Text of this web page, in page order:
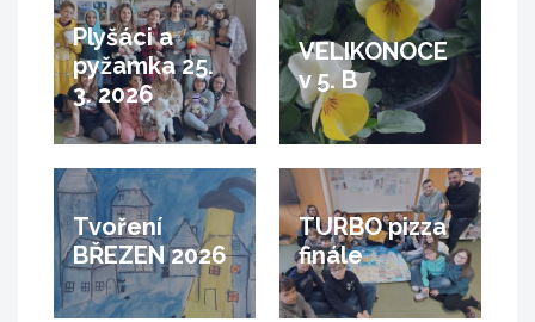
Plyšáci a
pyžamka 25.
3. 2026
VELIKONOCE
v 5. B
Tvoření
BŘEZEN 2026
TURBO pizza
finále